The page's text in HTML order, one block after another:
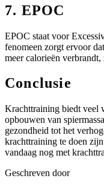
7. EPOC
EPOC staat voor
fenomeen zorgt ervoor
meer calorieën
Conclusie
Krachttraining biedt veel
opbouwen van
gezondheid tot het
krachttraining te doen
vandaag nog met
Geschreven door